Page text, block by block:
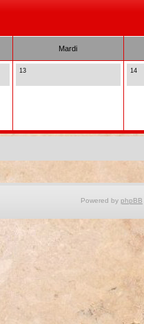
Mardi
13 14
Powered by phpBB